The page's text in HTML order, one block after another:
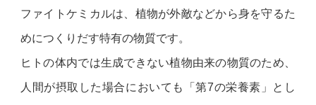
ファイトケミカルは、植物が外敵などから身を守るた
めにつくりだす特有の物質です。
ヒトの体内では生成できない植物由来の物質のため、
人間が摂取した場合においても「第7の栄養素」とし